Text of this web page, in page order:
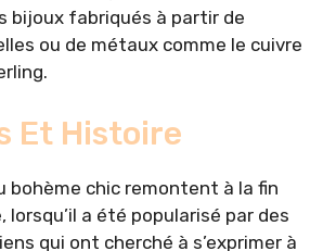
bijoux fabriqués à partir de
ou de métaux comme le cuivre
Et Histoire
bohème chic remontent à la fin
lorsqu’il a été popularisé par des
qui ont cherché à s’exprimer à